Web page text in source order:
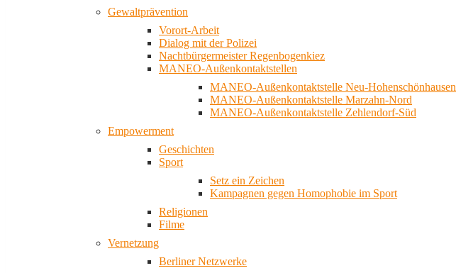
Gewaltprävention
Vorort-Arbeit
Dialog mit der Polizei
Nachtbürgermeister Regenbogenkiez
MANEO-Außenkontaktstellen
MANEO-Außenkontaktstelle Neu-Hohenschönhausen
MANEO-Außenkontaktstelle Marzahn-Nord
MANEO-Außenkontaktstelle Zehlendorf-Süd
Empowerment
Geschichten
Sport
Setz ein Zeichen
Kampagnen gegen Homophobie im Sport
Religionen
Filme
Vernetzung
Berliner Netzwerke